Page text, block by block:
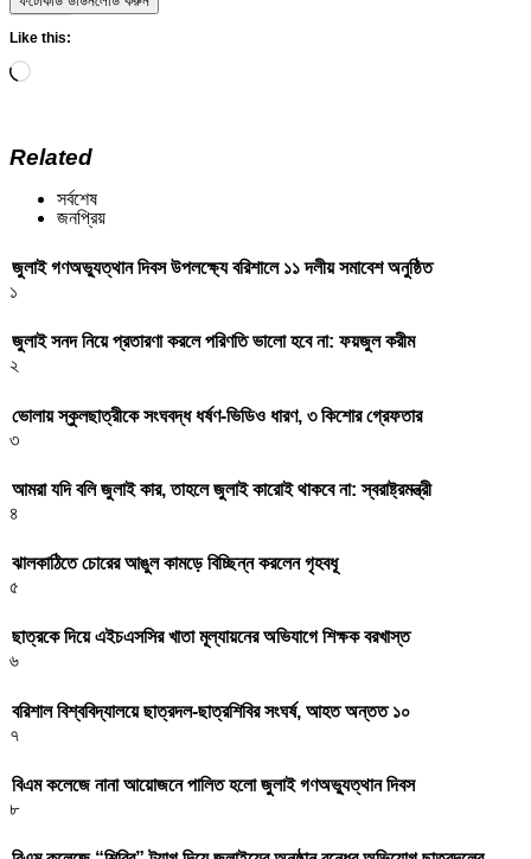
Like this:
Loading…
Related
সর্বশেষ
জনপ্রিয়
জুলাই গণঅভ্যুত্থান দিবস উপলক্ষ্যে বরিশালে ১১ দলীয় সমাবেশ অনুষ্ঠিত
১
জুলাই সনদ নিয়ে প্রতারণা করলে পরিণতি ভালো হবে না: ফয়জুল করীম
২
ভোলায় স্কুলছাত্রীকে সংঘবদ্ধ ধর্ষণ-ভিডিও ধারণ, ৩ কিশোর গ্রেফতার
৩
আমরা যদি বলি জুলাই কার, তাহলে জুলাই কারোই থাকবে না: স্বরাষ্ট্রমন্ত্রী
৪
ঝালকাঠিতে চোরের আঙুল কামড়ে বিচ্ছিন্ন করলেন গৃহবধূ
৫
ছাত্রকে দিয়ে এইচএসসির খাতা মূল্যায়নের অভিযাগে শিক্ষক বরখাস্ত
৬
বরিশাল বিশ্ববিদ্যালয়ে ছাত্রদল-ছাত্রশিবির সংঘর্ষ, আহত অন্তত ১০
৭
বিএম কলেজে নানা আয়োজনে পালিত হলো জুলাই গণঅভ্যুত্থান দিবস
৮